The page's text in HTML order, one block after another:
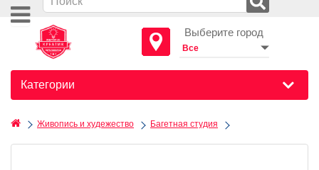
Выберите город
Категории
Живопись и худежество Багетная студия